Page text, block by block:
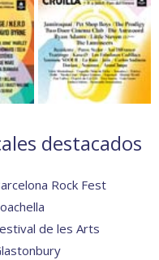
destacados
Rock Fest
de les Arts